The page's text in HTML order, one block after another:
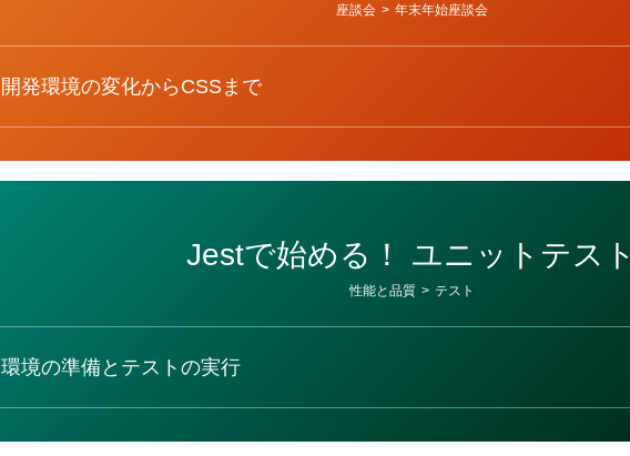
座談会 > 年末年始座談会
開発環境の変化からCSSまで
Jestで始める！ ユニットテスト
性能と品質 > テスト
環境の準備とテストの実行